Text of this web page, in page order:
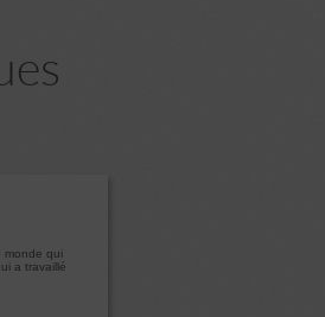
monde qui
a travaillé